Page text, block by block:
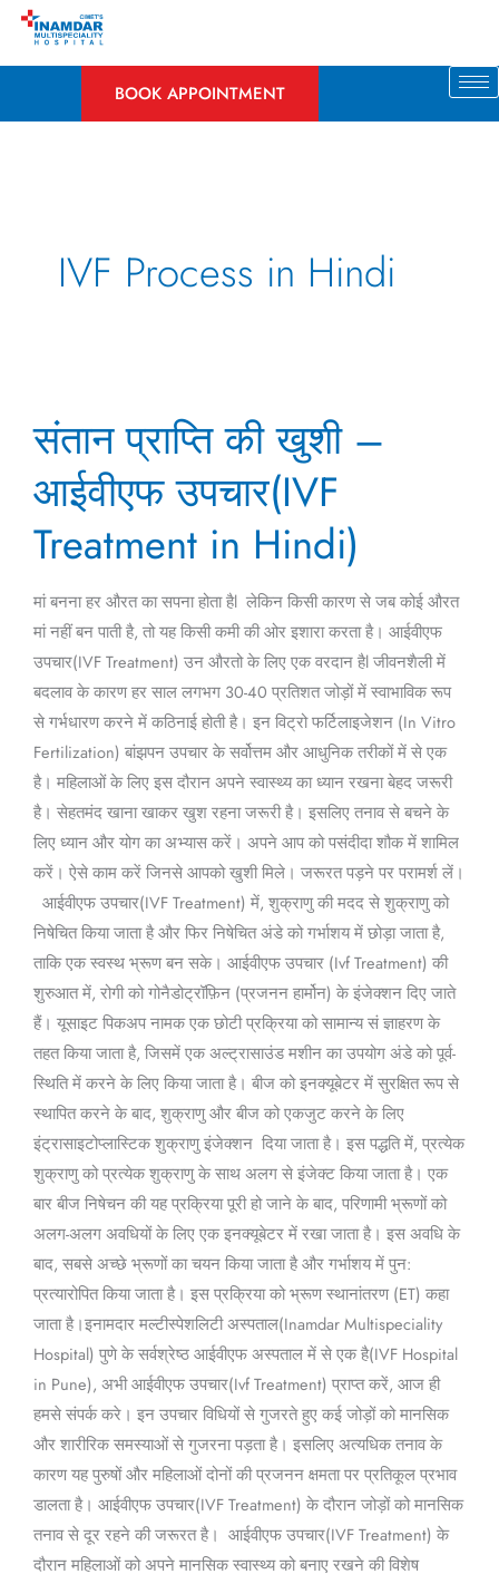
Skip
BOOK APPOINTMENT
IVF Process in Hindi
संतान प्राप्ति की खुशी –
आईवीएफ उपचार(IVF
Treatment in Hindi)
मां बनना हर औरत का सपना होता हैl लेकिन किसी कारण से जब कोई औरत
मां नहीं बन पाती है, तो यह किसी कमी की ओर इशारा करता है। आईवीएफ
उपचार(IVF Treatment) उन औरतो के लिए एक वरदान हैl जीवनशैली में
बदलाव के कारण हर साल लगभग 30-40 प्रतिशत जोड़ों में स्वाभाविक रूप
से गर्भधारण करने में कठिनाई होती है। इन विट्रो फर्टिलाइजेशन (In Vitro
Fertilization) बांझपन उपचार के सर्वोत्तम और आधुनिक तरीकों में से एक
है। महिलाओं के लिए इस दौरान अपने स्वास्थ्य का ध्यान रखना बेहद जरूरी
है। सेहतमंद खाना खाकर खुश रहना जरूरी है। इसलिए तनाव से बचने के
लिए ध्यान और योग का अभ्यास करें। अपने आप को पसंदीदा शौक में शामिल
करें। ऐसे काम करें जिनसे आपको खुशी मिले। जरूरत पड़ने पर परामर्श लें।
आईवीएफ उपचार(IVF Treatment) में, शुक्राणु की मदद से शुक्राणु को
निषेचित किया जाता है और फिर निषेचित अंडे को गर्भाशय में छोड़ा जाता है,
ताकि एक स्वस्थ भ्रूण बन सके। आईवीएफ उपचार (Ivf Treatment) की
शुरुआत में, रोगी को गोनैडोट्रॉफ़िन (प्रजनन हार्मोन) के इंजेक्शन दिए जाते
हैं। यूसाइट पिकअप नामक एक छोटी प्रक्रिया को सामान्य सं ज्ञाहरण के
तहत किया जाता है, जिसमें एक अल्ट्रासाउंड मशीन का उपयोग अंडे को पूर्व-
स्थिति में करने के लिए किया जाता है। बीज को इनक्यूबेटर में सुरक्षित रूप से
स्थापित करने के बाद, शुक्राणु और बीज को एकजुट करने के लिए
इंट्रासाइटोप्लास्टिक शुक्राणु इंजेक्शन दिया जाता है। इस पद्धति में, प्रत्येक
शुक्राणु को प्रत्येक शुक्राणु के साथ अलग से इंजेक्ट किया जाता है। एक
बार बीज निषेचन की यह प्रक्रिया पूरी हो जाने के बाद, परिणामी भ्रूणों को
अलग-अलग अवधियों के लिए एक इनक्यूबेटर में रखा जाता है। इस अवधि के
बाद, सबसे अच्छे भ्रूणों का चयन किया जाता है और गर्भाशय में पुन:
प्रत्यारोपित किया जाता है। इस प्रक्रिया को भ्रूण स्थानांतरण (ET) कहा
जाता है।इनामदार मल्टीस्पेशलिटी अस्पताल(Inamdar Multispeciality
Hospital) पुणे के सर्वश्रेष्ठ आईवीएफ अस्पताल में से एक है(IVF Hospital
in Pune), अभी आईवीएफ उपचार(Ivf Treatment) प्राप्त करें, आज ही
हमसे संपर्क करे। इन उपचार विधियों से गुजरते हुए कई जोड़ों को मानसिक
और शारीरिक समस्याओं से गुजरना पड़ता है। इसलिए अत्यधिक तनाव के
कारण यह पुरुषों और महिलाओं दोनों की प्रजनन क्षमता पर प्रतिकूल प्रभाव
डालता है। आईवीएफ उपचार(IVF Treatment) के दौरान जोड़ों को मानसिक
तनाव से दूर रहने की जरूरत है। आईवीएफ उपचार(IVF Treatment) के
दौरान महिलाओं को अपने मानसिक स्वास्थ्य को बनाए रखने की विशेष
प्राप्ति
की
खुशी
आईवीएफ
Treatment
in
Hindi)